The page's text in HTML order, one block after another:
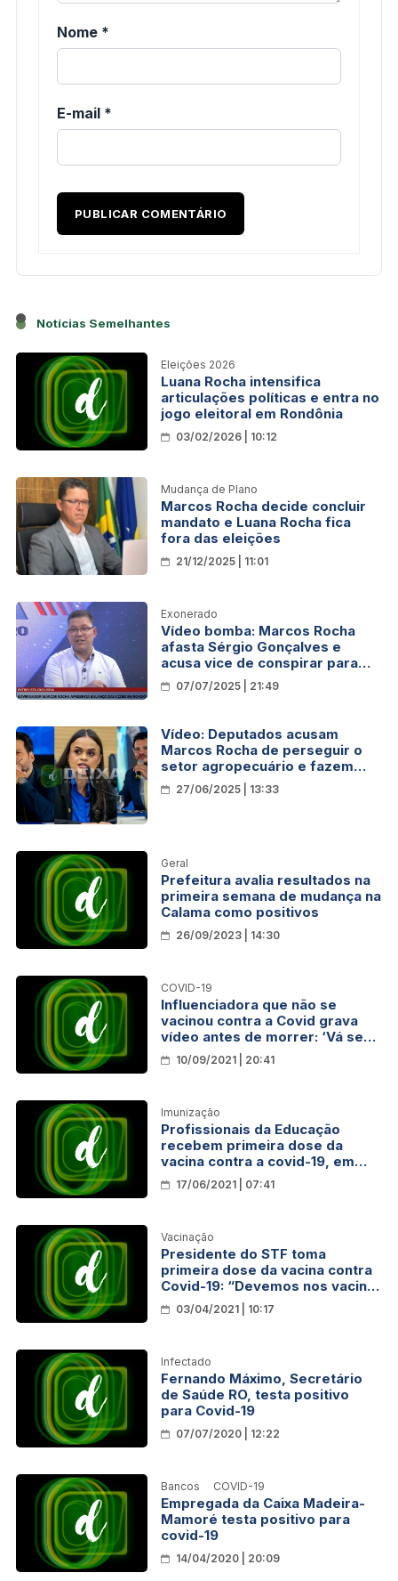
Nome *
E-mail *
Notícias Semelhantes
Eleições 2026
Luana Rocha intensifica
articulações políticas e entra no
jogo eleitoral em Rondônia
03/02/2026 | 10:12
Mudança de Plano
Marcos Rocha decide concluir
mandato e Luana Rocha fica
fora das eleições
21/12/2025 | 11:01
Exonerado
Vídeo bomba: Marcos Rocha
afasta Sérgio Gonçalves e
acusa vice de conspirar para
tomar o governo
07/07/2025 | 21:49
Vídeo: Deputados acusam
Marcos Rocha de perseguir o
setor agropecuário e fazem
críticas ao governo de Rondônia
27/06/2025 | 13:33
Geral
Prefeitura avalia resultados na
primeira semana de mudança na
Calama como positivos
26/09/2023 | 14:30
COVID-19
Influenciadora que não se
vacinou contra a Covid grava
vídeo antes de morrer: ‘Vá se
vacinar’
10/09/2021 | 20:41
Imunização
Profissionais da Educação
recebem primeira dose da
vacina contra a covid-19, em
Rolim de Moura
17/06/2021 | 07:41
Vacinação
Presidente do STF toma
primeira dose da vacina contra
Covid-19: “Devemos nos vacinar
todos”
03/04/2021 | 10:17
Infectado
Fernando Máximo, Secretário
de Saúde RO, testa positivo
para Covid-19
07/07/2020 | 12:22
Bancos COVID-19
Empregada da Caixa Madeira-
Mamoré testa positivo para
covid-19
14/04/2020 | 20:09